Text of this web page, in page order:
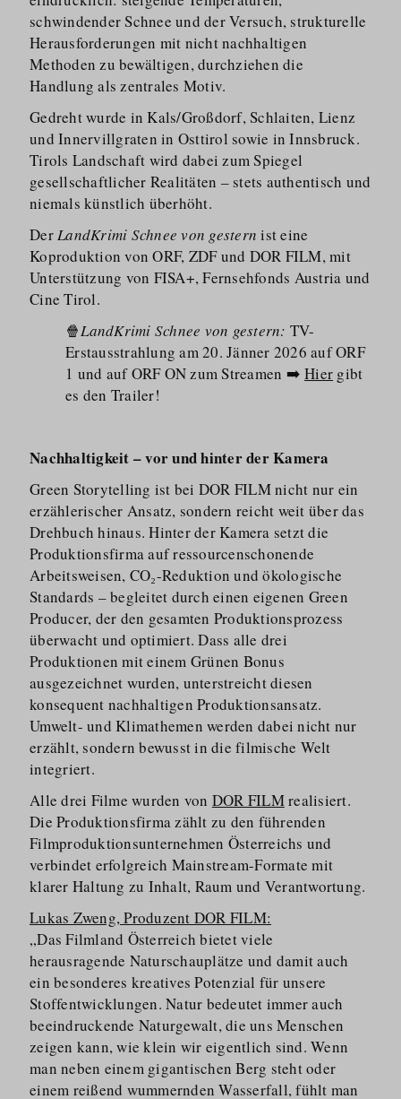
schwindender Schnee und der Versuch, strukturelle
Herausfor­derungen mit nicht nachhaltigen
Methoden zu bewältigen, durchziehen die
Handlung als zentrales Motiv.
Gedreht wurde in Kals/​Großdorf, Schlaiten, Lienz
und Innervillgraten in Osttirol sowie in Innsbruck.
Tirols Landschaft wird dabei zum Spiegel
gesellschaftlicher Realitäten – stets authentisch und
niemals künstlich überhöht.
DerLandKrimi Schnee von gesternist eine
Koproduktion von ORF, ZDF und DOR FILM, mit
Unterstützung von FISA+, Fernsehfonds Austria und
Cine Tirol.
🍿LandKrimi Schnee von gestern: TV-
Erstausstrahlung am 20. Jänner 2026 auf ORF
1 und auf ORF ON zum Streamen ➡️Hier gibt
es den Trailer!
Nachhaltigkeit – vor und hinter der Kamera
Green Storytelling ist bei DOR FILM nicht nur ein
erzählerischer Ansatz, sondern reicht weit über das
Drehbuch hinaus. Hinter der Kamera setzt die
Produkti­onsfirma auf ressourcen­schonende
Arbeitsweisen, CO₂-Reduktion und ökologische
Standards – begleitet durch einen eigenen Green
Producer, der den gesamten Produkti­onsprozess
überwacht und optimiert. Dass alle drei
Produktionen mit einem Grünen Bonus
ausgezeichnet wurden, unterstreicht diesen
konsequent nachhaltigen Produkti­onsansatz.
Umwelt- und Klimathemen werden dabei nicht nur
erzählt, sondern bewusst in die filmische Welt
integriert.
Alle drei Filme wurden von DOR FILMrealisiert.
Die Produkti­onsfirma zählt zu den führenden
Filmproduk­ti­ons­un­ternehmen Österreichs und
verbindet erfolgreich Mainstream-Formate mit
klarer Haltung zu Inhalt, Raum und Verantwortung.
Lukas Zweng, Produzent DOR FILM:
„Das Filmland Österreich bietet viele
herausragende Naturschauplätze und damit auch
ein besonderes kreatives Potenzial für unsere
Stoffent­wicklungen. Natur bedeutet immer auch
beeindruckende Naturgewalt, die uns Menschen
zeigen kann, wie klein wir eigentlich sind. Wenn
man neben einem gigantischen Berg steht oder
einem reißend wummernden Wasserfall, fühlt man